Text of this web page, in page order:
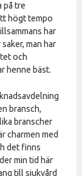
på tre
högt tempo
har
man har
och
henne bäst.
bransch,
branscher
charmen med
det finns
min tid här
till sjukvård